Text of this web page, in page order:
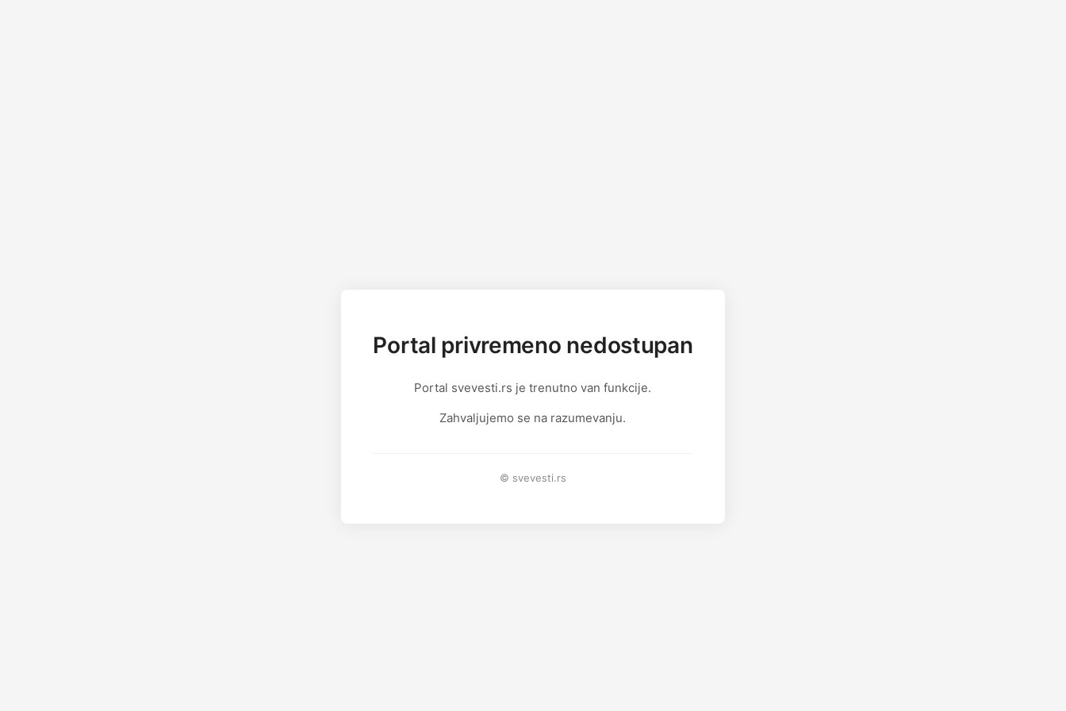
Portal privremeno nedostupan
Portal svevesti.rs je trenutno van funkcije.
Zahvaljujemo se na razumevanju.
© svevesti.rs